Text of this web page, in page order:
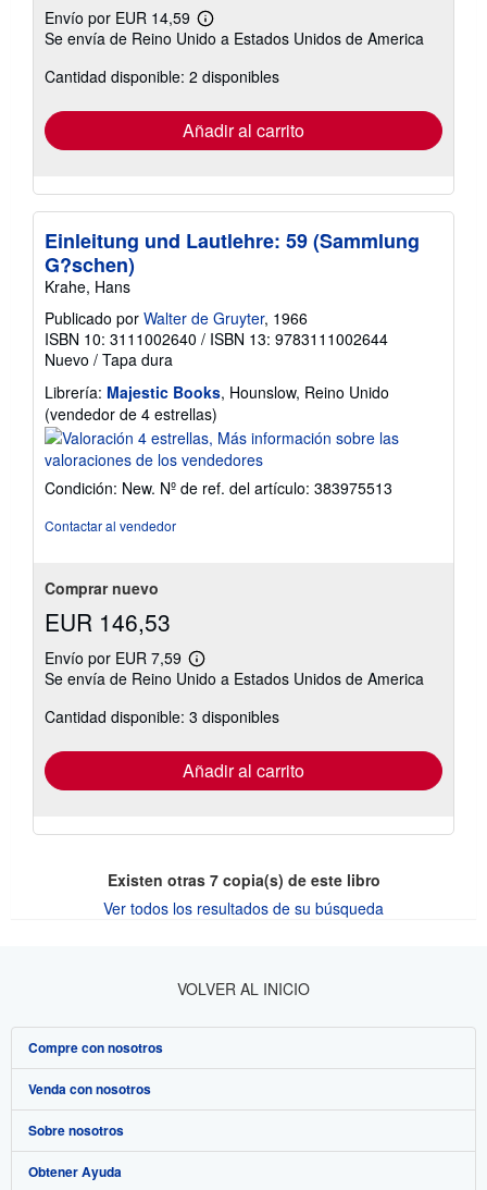
Envío por EUR 14,59
Más
información
las
tarifas
envío
Se envía de Reino Unido a Estados Unidos de America
Cantidad disponible: 2 disponibles
Añadir al carrito
Einleitung und Lautlehre: 59 (Sammlung
G?schen)
Krahe, Hans
Publicado por Walter de Gruyter, 1966
ISBN 10: 3111002640 / ISBN 13: 9783111002644
Nuevo / Tapa dura
Librería: Majestic Books, Hounslow, Reino Unido
(vendedor de 4 estrellas)
del
vendedor:
4
de
Condición: New. Nº de ref. del artículo: 383975513
Contactar al vendedor
Comprar nuevo
EUR 146,53
Envío por EUR 7,59
Más
información
las
tarifas
envío
Se envía de Reino Unido a Estados Unidos de America
Cantidad disponible: 3 disponibles
Añadir al carrito
Existen otras 7copia(s) de este libro
Ver todos los resultados de su búsqueda
VOLVER AL INICIO
Compre con nosotros
Búsqueda avanzada
Colecciones
Mi cuenta
Venda con nosotros
Comenzar a vender
Únase a nuestro programa de afiliados
Sobre nosotros
Sobre IberLibro
Obtener Ayuda